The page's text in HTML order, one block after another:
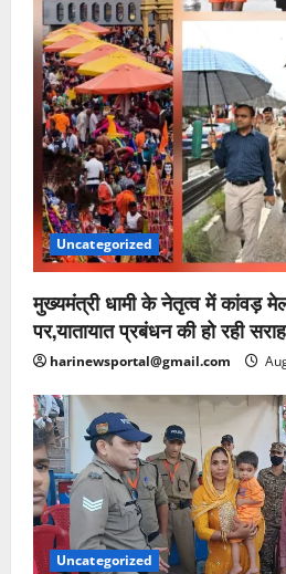
Uncategorized
मुख्यमंत्री धामी के नेतृत्व में कांवड़
पर,यातायात प्रबंधन की हो रही
harinewsportal@gmail.com
Uncategorized